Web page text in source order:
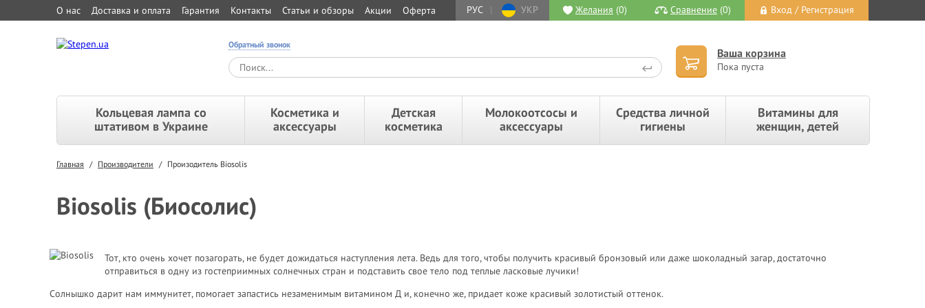
О нас Доставка и оплата Гарантия Контакты Статьи и обзоры Акции Оферта РУС | УКР Желания (0) Сравнение (0) Вход / Регистрация
Обратный звонок
Ваша корзина
Пока пуста
Кольцевая лампа со
штативом в Украине
Косметика и
аксессуары
Детская
косметика
Молокоотсосы и
аксессуары
Средства личной
гигиены
Витамины для
женщин, детей
Главная / Производители / Произодитель Biosolis
Biosolis (Биосолис)
Тот, кто очень хочет позагорать, не будет дожидаться наступления лета. Ведь для того, чтобы получить красивый бронзовый или даже шоколадный загар, достаточно
отправиться в одну из гостеприимных солнечных стран и подставить свое тело под теплые ласковые лучики!
Солнышко дарит нам иммунитет, помогает запастись незаменимым витамином Д и, конечно же, придает коже красивый золотистый оттенок.